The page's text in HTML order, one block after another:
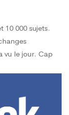
10 000 sujets.
vu le jour. Cap